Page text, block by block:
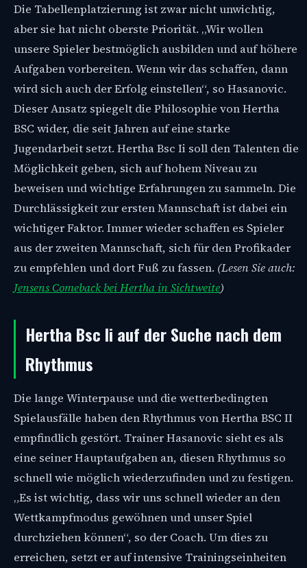
Die Tabellenplatzierung ist zwar nicht unwichtig,
aber sie hat nicht oberste Priorität. „Wir wollen
unsere Spieler bestmöglich ausbilden und auf höhere
Aufgaben vorbereiten. Wenn wir das schaffen, dann
wird sich auch der Erfolg einstellen“, so Hasanovic.
Dieser Ansatz spiegelt die Philosophie von Hertha
BSC wider, die seit Jahren auf eine starke
Jugendarbeit setzt. Hertha Bsc Ii soll den Talenten die
Möglichkeit geben, sich auf hohem Niveau zu
beweisen und wichtige Erfahrungen zu sammeln. Die
Durchlässigkeit zur ersten Mannschaft ist dabei ein
wichtiger Faktor. Immer wieder schaffen es Spieler
aus der zweiten Mannschaft, sich für den Profikader
zu empfehlen und dort Fuß zu fassen. (Lesen Sie auch:
Jensens Comeback bei Hertha in Sichtweite)
Hertha Bsc Ii auf der Suche nach dem
Rhythmus
Die lange Winterpause und die wetterbedingten
Spielausfälle haben den Rhythmus von Hertha BSC II
empfindlich gestört. Trainer Hasanovic sieht es als
eine seiner Hauptaufgaben an, diesen Rhythmus so
schnell wie möglich wiederzufinden und zu festigen.
„Es ist wichtig, dass wir uns schnell wieder an den
Wettkampfmodus gewöhnen und unser Spiel
durchziehen können“, so der Coach. Um dies zu
erreichen, setzt er auf intensive Trainingseinheiten